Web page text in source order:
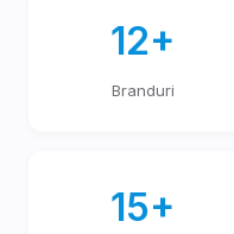
12+
Branduri
15+